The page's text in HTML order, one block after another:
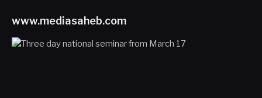
www.mediasaheb.com